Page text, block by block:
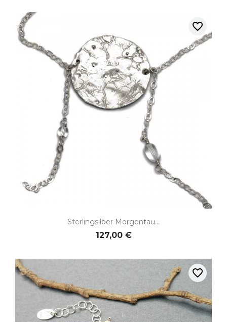
Sterlingsilber Morgentau...
127,00 €
favorite_border
favorite_border